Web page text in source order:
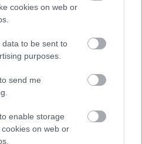
cookies on web or
to be sent to
purposes.
send me
enable storage
on web or